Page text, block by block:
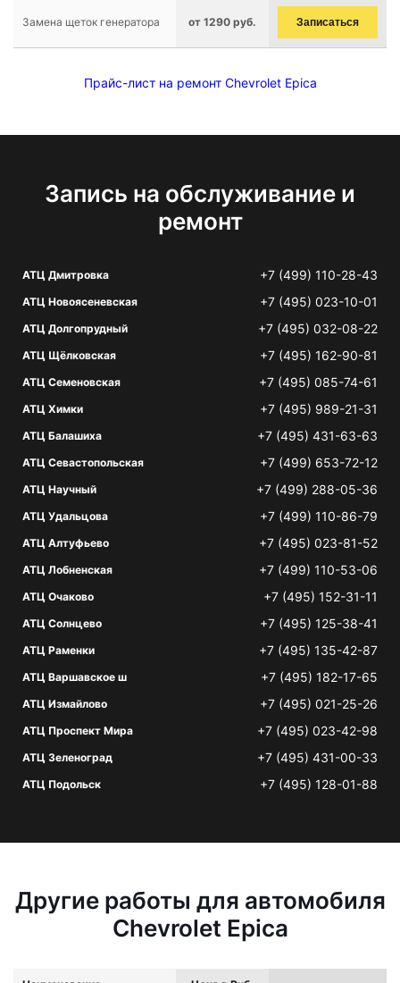
Замена щеток генератора от 1290 руб. Записаться
Прайс-лист на ремонт Chevrolet Epica
Запись на обслуживание и
ремонт
АТЦ Дмитровка +7 (499) 110-28-43
АТЦ Новоясеневская +7 (495) 023-10-01
АТЦ Долгопрудный +7 (495) 032-08-22
АТЦ Щёлковская +7 (495) 162-90-81
АТЦ Семеновская +7 (495) 085-74-61
АТЦ Химки +7 (495) 989-21-31
АТЦ Балашиха +7 (495) 431-63-63
АТЦ Севастопольская +7 (499) 653-72-12
АТЦ Научный +7 (499) 288-05-36
АТЦ Удальцова +7 (499) 110-86-79
АТЦ Алтуфьево +7 (495) 023-81-52
АТЦ Лобненская +7 (499) 110-53-06
АТЦ Очаково +7 (495) 152-31-11
АТЦ Солнцево +7 (495) 125-38-41
АТЦ Раменки +7 (495) 135-42-87
АТЦ Варшавское ш +7 (495) 182-17-65
АТЦ Измайлово +7 (495) 021-25-26
АТЦ Проспект Мира +7 (495) 023-42-98
АТЦ Зеленоград +7 (495) 431-00-33
АТЦ Подольск +7 (495) 128-01-88
Другие работы для автомобиля
Chevrolet Epica